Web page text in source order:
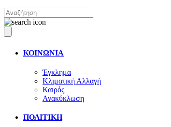
ΚΟΙΝΩΝΙΑ
Έγκλημα
Κλιματική Αλλαγή
Καιρός
Ανακύκλωση
ΠΟΛΙΤΙΚΗ